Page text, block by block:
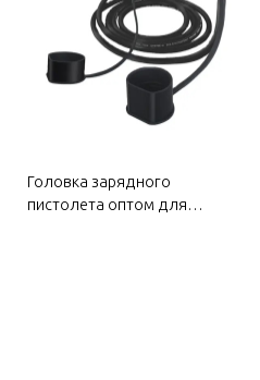
Головка зарядного
пистолета оптом для